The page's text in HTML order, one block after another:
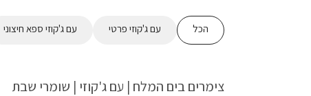
הכל עם ג'קוזי פרטי עם ג'קוזי ספא חיצוני
צימרים בים המלח | עם ג'קוזי | שומרי שבת